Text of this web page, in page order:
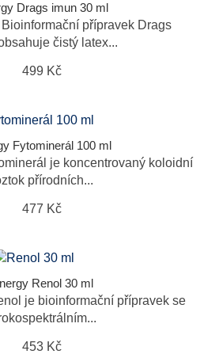
Drags imun 30 ml
přípravek Drags
čistý latex...
499 Kč
Fytominerál 100 ml
je koncentrovaný koloidní
přírodních...
477 Kč
Renol 30 ml
je bioinformační přípravek se
453 Kč